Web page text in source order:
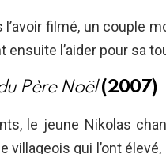
filmé, un couple
l’aider pour sa
Père Noël(2007)
le jeune Nikolas
villageois qui l’ont